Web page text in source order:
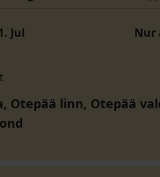
Jul Nur
Otepää linn, Otepää